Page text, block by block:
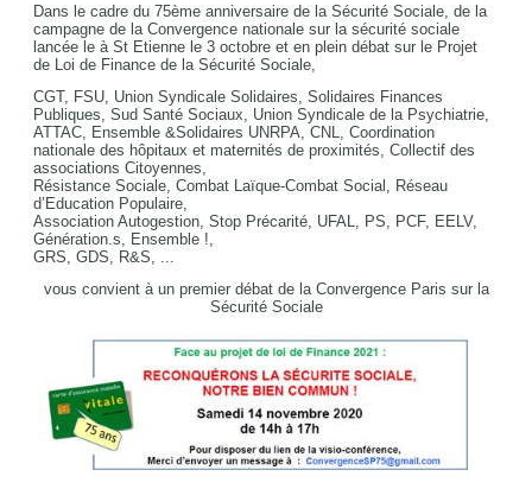
Dans le cadre du 75ème anniversaire de la Sécurité Sociale, de la
campagne de la Convergence nationale sur la sécurité sociale
lancée le à St Etienne le 3 octobre et en plein débat sur le Projet
de Loi de Finance de la Sécurité Sociale,
CGT, FSU, Union Syndicale Solidaires, Solidaires Finances
Publiques, Sud Santé Sociaux, Union Syndicale de la Psychiatrie,
ATTAC, Ensemble &Solidaires UNRPA, CNL, Coordination
nationale des hôpitaux et maternités de proximités, Collectif des
associations Citoyennes,
Résistance Sociale, Combat Laïque-Combat Social, Réseau
d’Education Populaire,
Association Autogestion, Stop Précarité, UFAL, PS, PCF, EELV,
Génération.s, Ensemble !,
GRS, GDS, R&S, ...
vous convient à un premier débat de la Convergence Paris sur la
Sécurité Sociale